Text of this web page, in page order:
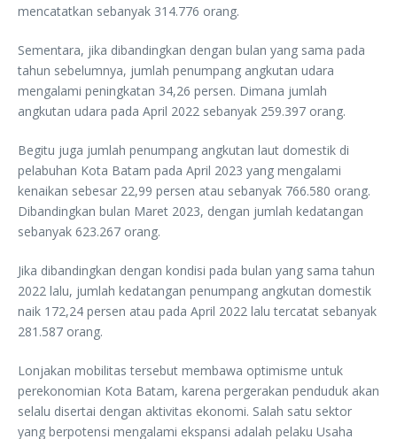
mencatatkan sebanyak 314.776 orang.
Sementara, jika dibandingkan dengan bulan yang sama pada
tahun sebelumnya, jumlah penumpang angkutan udara
mengalami peningkatan 34,26 persen. Dimana jumlah
angkutan udara pada April 2022 sebanyak 259.397 orang.
Begitu juga jumlah penumpang angkutan laut domestik di
pelabuhan Kota Batam pada April 2023 yang mengalami
kenaikan sebesar 22,99 persen atau sebanyak 766.580 orang.
Dibandingkan bulan Maret 2023, dengan jumlah kedatangan
sebanyak 623.267 orang.
Jika dibandingkan dengan kondisi pada bulan yang sama tahun
2022 lalu, jumlah kedatangan penumpang angkutan domestik
naik 172,24 persen atau pada April 2022 lalu tercatat sebanyak
281.587 orang.
Lonjakan mobilitas tersebut membawa optimisme untuk
perekonomian Kota Batam, karena pergerakan penduduk akan
selalu disertai dengan aktivitas ekonomi. Salah satu sektor
yang berpotensi mengalami ekspansi adalah pelaku Usaha